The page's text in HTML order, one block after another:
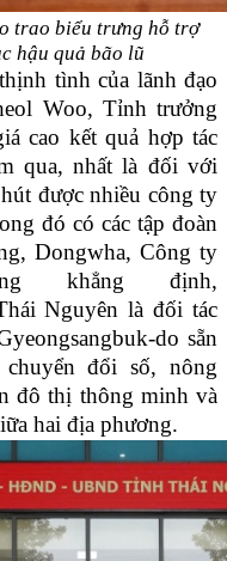
trao biểu trưng hỗ trợ
hậu quả bão lũ
tình của lãnh đạo
Woo, Tỉnh trưởng
cao kết quả hợp tác
qua, nhất là đối với
được nhiều công ty
đó có các tập đoàn
Dongwha, Công ty
khẳng định,
Nguyên là đối tác
do sẵn
đổi số, nông
đô thị thông minh và
hai địa phương.